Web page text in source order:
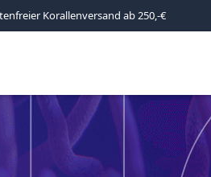
Korallenversand ab 250,-€